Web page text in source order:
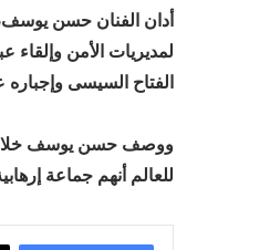
أدان الفنان حسن يوسف،
لمديريات الأمن
الفتاح السيسى
ووصف حسن يوسف خلال
للعالم أنهم جماعة